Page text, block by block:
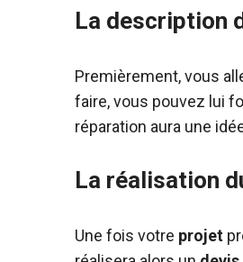
La description
Premièrement, vous
faire, vous pouvez lui
réparation aura une
La réalisation
Une fois votre projet